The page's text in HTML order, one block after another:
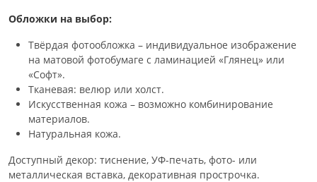
Обложки на выбор:
Твёрдая фотообложка – индивидуальное изображение
на матовой фотобумаге с ламинацией «Глянец» или
«Софт».
Тканевая: велюр или холст.
Искусственная кожа – возможно комбинирование
материалов.
Натуральная кожа.
Доступный декор: тиснение, УФ-печать, фото- или
металлическая вставка, декоративная прострочка.